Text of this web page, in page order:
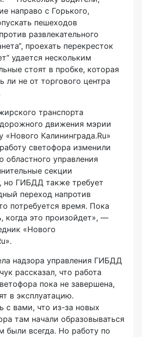
направо с Горького,
пешеходов
развлекательного
проехать перекресток
удается нескольким
стоят в пробке, которая
ли не от торгового центра
транспорта
движения мэрии
«Нового Калининграда.Ru»
светофора изменили
областного управления
секции
но ГИБДД также требует
переход напротив
потребуется время. Пока
когда это произойдет», —
«Нового
надзора управления ГИБДД
рассказал, что работа
пока не завершена,
в эксплуатацию.
с вами, что из-за новых
там начали образовываться
были всегда. Но работу по